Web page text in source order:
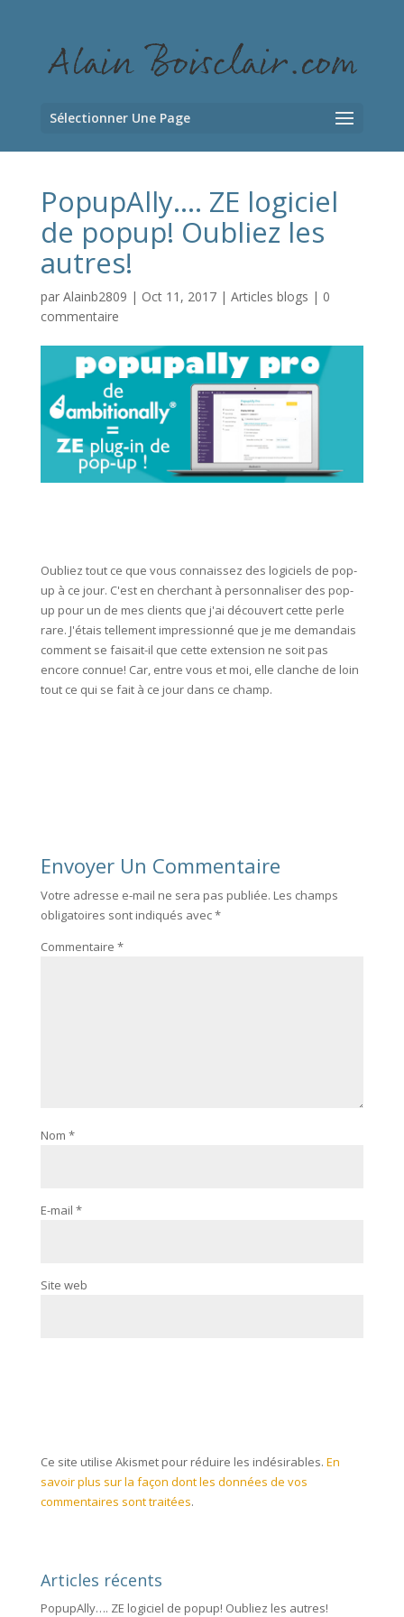
Sélectionner Une Page
PopupAlly…. ZE logiciel
de popup! Oubliez les
autres!
par Alainb2809 | Oct 11, 2017| Articles blogs | 0
commentaire
Oubliez tout ce que vous connaissez des logiciels de pop-
up à ce jour. C'est en cherchant à personnaliser des pop-
up pour un de mes clients que j'ai découvert cette perle
rare. J'étais tellement impressionné que je me demandais
comment se faisait-il que cette extension ne soit pas
encore connue! Car, entre vous et moi, elle clanche de loin
tout ce qui se fait à ce jour dans ce champ.
Envoyer Un Commentaire
Votre adresse e-mail ne sera pas publiée. Les champs
obligatoires sont indiqués avec*
Commentaire *
Nom *
E-mail *
Site web
Ce site utilise Akismet pour réduire les indésirables. En
savoir plus sur la façon dont les données de vos
commentaires sont traitées.
Articles récents
PopupAlly…. ZE logiciel de popup! Oubliez les autres!